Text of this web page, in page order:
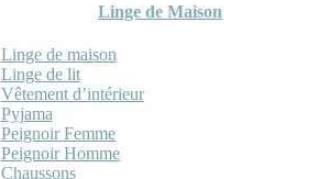
Linge de Maison
Linge de maison
Linge de lit
Vêtement d’intérieur
Pyjama
Peignoir Femme
Peignoir Homme
Chaussons